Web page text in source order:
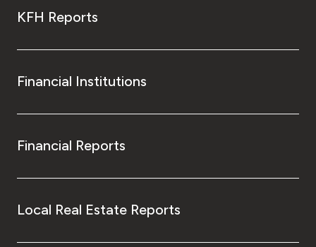
KFH Reports
Financial Institutions
Financial Reports
Local Real Estate Reports